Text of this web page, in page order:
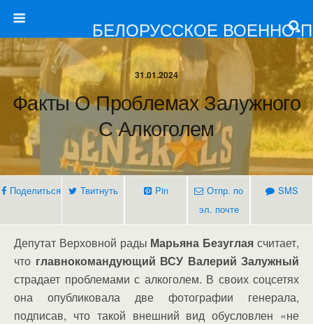
БЕЛОРУССКОЕ ВОЕННО-
31.01.2024
Факты О Проблемах Залужного
С Алкоголем
Поделиться Твитнуть Pin
Отпр. по
эл. почте
SMS
Депутат Верховной рады Марьяна Безуглая считает,
что главнокомандующий ВСУ Валерий Залужный
страдает проблемами с алкоголем. В своих соцсетях
она опубликовала две фотографии генерала,
подписав, что такой внешний вид обусловлен «не